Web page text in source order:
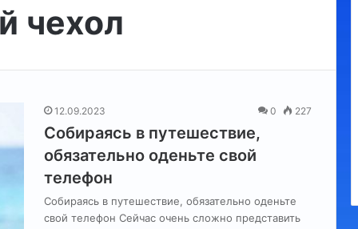
чехол
12.09.2023 0 227
Собираясь в путешествие,
обязательно оденьте свой
телефон
Собираясь в путешествие, обязательно оденьте
свой телефон Сейчас очень сложно представить
обязательные
Утконос